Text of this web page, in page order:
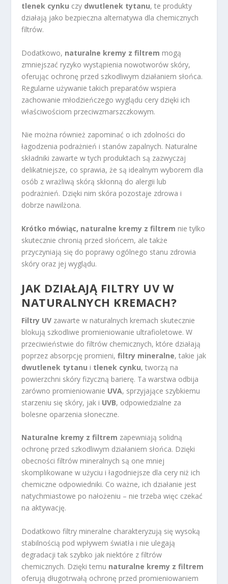
tlenek cynku czy dwutlenek tytanu, te produkty
działają jako bezpieczna alternatywa dla chemicznych
filtrów.
Dodatkowo, naturalne kremy z filtrem mogą
zmniejszać ryzyko wystąpienia nowotworów skóry,
oferując ochronę przed szkodliwym działaniem słońca.
Regularne używanie takich preparatów wspiera
zachowanie młodzieńczego wyglądu cery dzięki ich
właściwościom przeciwzmarszczkowym.
Nie można również zapominać o ich zdolności do
łagodzenia podrażnień i stanów zapalnych. Naturalne
składniki zawarte w tych produktach są zazwyczaj
delikatniejsze, co sprawia, że są idealnym wyborem dla
osób z wrażliwą skórą skłonną do alergii lub
podrażnień. Dzięki nim skóra pozostaje zdrowa i
dobrze nawilżona.
Krótko mówiąc, naturalne kremy z filtrem nie tylko
skutecznie chronią przed słońcem, ale także
przyczyniają się do poprawy ogólnego stanu zdrowia
skóry oraz jej wyglądu.
JAK DZIAŁAJĄ FILTRY UV W
NATURALNYCH KREMACH?
Filtry UV zawarte w naturalnych kremach skutecznie
blokują szkodliwe promieniowanie ultrafioletowe. W
przeciwieństwie do filtrów chemicznych, które działają
poprzez absorpcję promieni,filtry mineralne, takie jak
dwutlenek tytanu i tlenek cynku, tworzą na
powierzchni skóry fizyczną barierę. Ta warstwa odbija
zarówno promieniowanie UVA, sprzyjające szybkiemu
starzeniu się skóry, jak i UVB, odpowiedzialne za
bolesne oparzenia słoneczne.
Naturalne kremy z filtrem zapewniają solidną
ochronę przed szkodliwym działaniem słońca. Dzięki
obecności filtrów mineralnych są one mniej
skomplikowane w użyciu i łagodniejsze dla cery niż ich
chemiczne odpowiedniki. Co ważne, ich działanie jest
natychmiastowe po nałożeniu – nie trzeba więc czekać
na aktywację.
Dodatkowo filtry mineralne charakteryzują się wysoką
stabilnością pod wpływem światła i nie ulegają
degradacji tak szybko jak niektóre z filtrów
chemicznych. Dzięki temu naturalne kremy z filtrem
oferują długotrwałą ochronę przed promieniowaniem